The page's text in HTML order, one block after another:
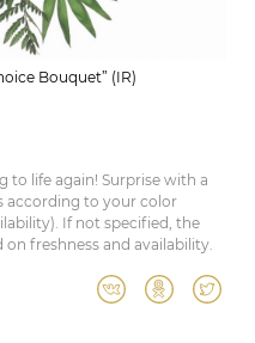
Bouquet” (IR)
to life again! Surprise with a
according to your color
If not specified, the
freshness and availability.